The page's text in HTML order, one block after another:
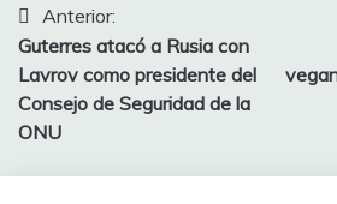
Navegación
de
entradas
Anterior:
Guterres atacó a Rusia con
Lavrov como presidente del
Consejo de Seguridad de la
ONU